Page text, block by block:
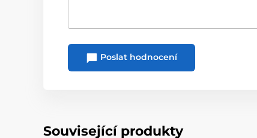
Poslat hodnocení
Související produkty